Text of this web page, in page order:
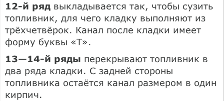
12-й ряд выкладывается так, чтобы сузить
топливник, для чего кладку выполняют из
трёхчетвёрок. Канал после кладки имеет
форму буквы «Т».
13—14-й ряды перекрывают топливник в
два ряда кладки. С задней стороны
топливника остаётся канал размером в один
кирпич.